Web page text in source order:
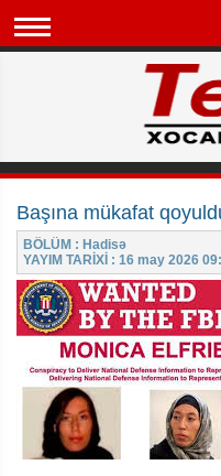
Başına mükafat
BÖLÜM : Hadisə
YAYIM TARİXİ : 16 may 2026